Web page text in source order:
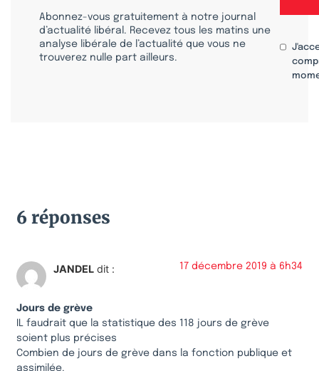
Abonnez-vous gratuitement à notre journal
d’actualité libéral. Recevez tous les matins une
analyse libérale de l’actualité que vous ne
trouverez nulle part ailleurs.
6 réponses
JANDEL dit : 17 décembre 2019 à 6h34
Jours de grève
IL faudrait que la statistique des 118 jours de grève
soient plus précises
Combien de jours de grève dans la fonction publique et
assimilée.